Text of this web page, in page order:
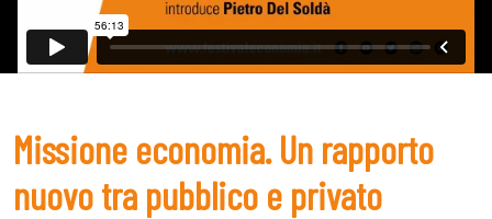
Missione economia. Un rapporto
nuovo tra pubblico e privato